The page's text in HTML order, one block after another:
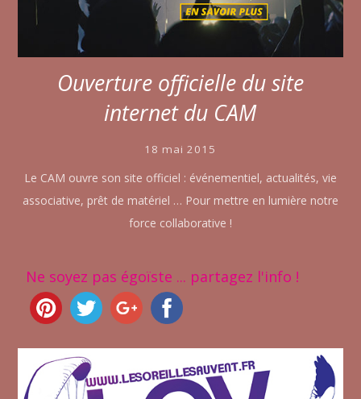
Ouverture officielle du site
internet du CAM
18 mai 2015
Le CAM ouvre son site officiel : événementiel, actualités, vie
associative, prêt de matériel … Pour mettre en lumière notre
force collaborative !
Ne soyez pas égoïste ... partagez l'info !